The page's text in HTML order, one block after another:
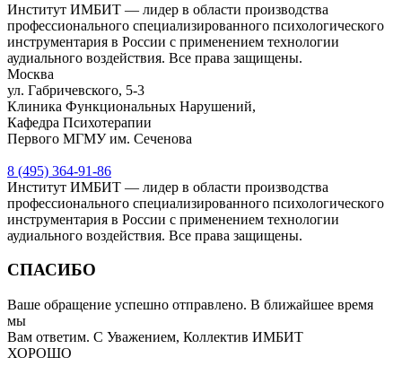
Институт ИМБИТ — лидер в области производства
профессионального специализированного психологического
инструментария в России с применением технологии
аудиального воздействия. Все права защищены.
Москва
ул. Габричевского, 5-3
Клиника Функциональных Нарушений,
Кафедра Психотерапии
Первого МГМУ им. Сеченова
8 (495) 364-91-86
Институт ИМБИТ — лидер в области производства
профессионального специализированного психологического
инструментария в России с применением технологии
аудиального воздействия. Все права защищены.
СПАСИБО
Ваше обращение успешно отправлено. В ближайшее время
мы
Вам ответим. С Уважением, Коллектив ИМБИТ
ХОРОШО